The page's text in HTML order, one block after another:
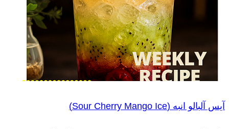
آیس آلبالو انبه (Sour Cherry Mango Ice)